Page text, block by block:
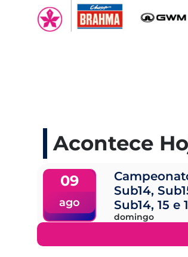
Acontece
09
ago
Sub14,
Sub14, 15 e
domingo